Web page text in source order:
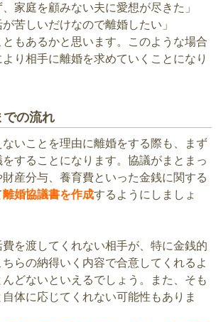
、家庭を顧みない夫に愛想が尽きた」
が苦しいだけなので離婚したい」
もあるかと思います。このような場合
り相手に離婚を求めていくことになり
での流れ
いことを理由に離婚をする際も、まず
することになります。協議がまとまっ
産分与、養育費といった金銭に関する
離婚協議書を作成するようにしましょ
を渡してくれない相手が、特に金銭的
らの納得いく内容で合意してくれるよ
どないといえるでしょう。また、そも
体に応じてくれない可能性もありま